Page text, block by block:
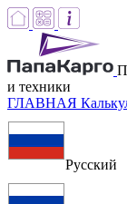
и техники
ГЛАВНАЯ
Русский